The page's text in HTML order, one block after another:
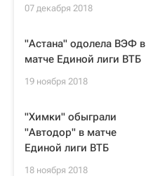
07 декабря 2018
"Астана" одолела ВЭФ в
матче Единой лиги ВТБ
19 ноября 2018
"Химки" обыграли
"Автодор" в матче
Единой лиги ВТБ
18 ноября 2018